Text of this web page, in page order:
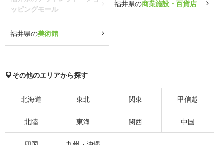
ッピングモール
福井県の商業施設・百貨店
福井県の美術館
その他のエリアから探す
北海道 東北 関東 甲信越
北陸 東海 関西 中国